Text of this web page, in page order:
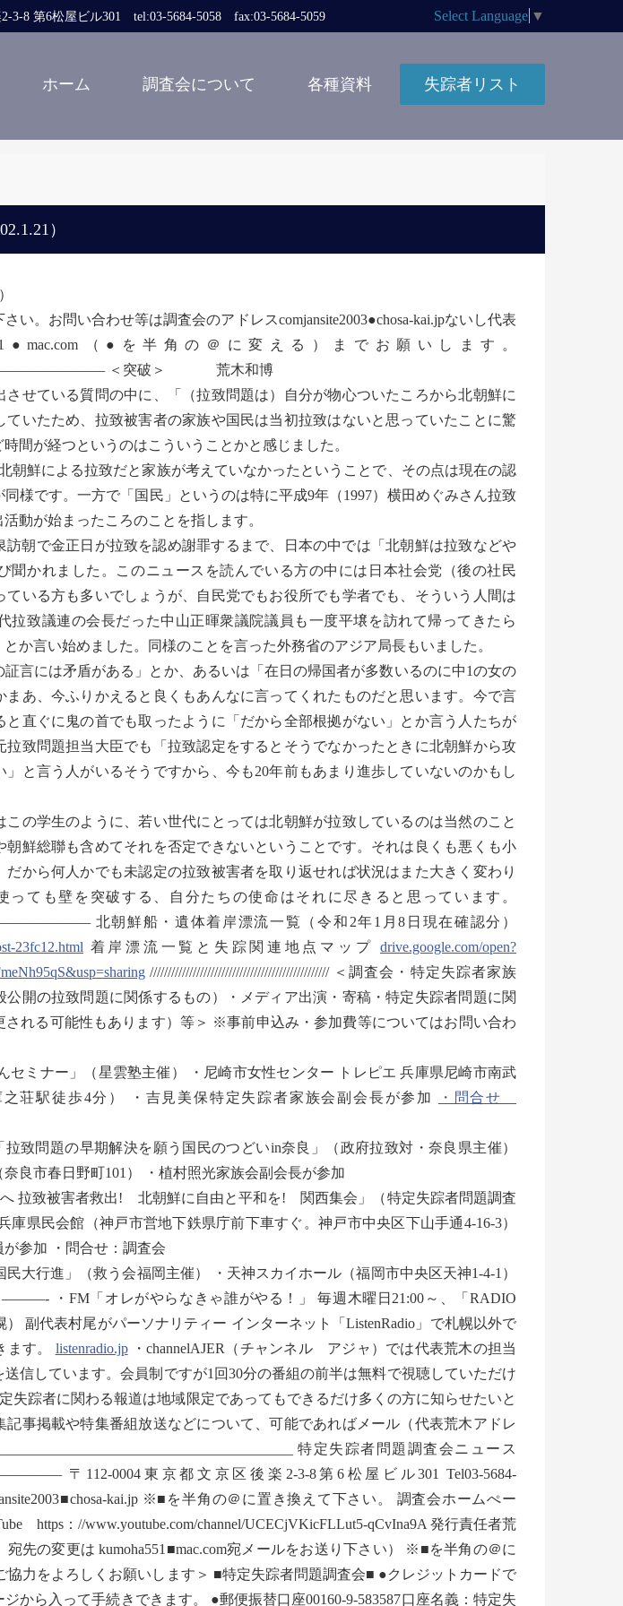
3-8 第6松屋ビル301 tel:03-5684-5058 fax:03-5684-5059 Select Language ▼
ホーム 調査会について 各種資料 失踪者リスト
）
い。お問い合わせ等は調査会のアドレスcomjansite2003●chosa-kai.jpないし代表
（●を半角の＠に変える）までお願いします。
＜突破＞ 荒木和博
せている質問の中に、「（拉致問題は）自分が物心ついたころから北朝鮮に
ていたため、拉致被害者の家族や国民は当初拉致はないと思っていたことに驚
間が経つというのはこういうことかと感じました。
朝鮮による拉致だと家族が考えていなかったということで、その点は現在の認
様です。一方で「国民」というのは特に平成9年（1997）横田めぐみさん拉致
動が始まったころのことを指します。
朝で金正日が拉致を認め謝罪するまで、日本の中では「北朝鮮は拉致などや
聞かれました。このニュースを読んでいる方の中には日本社会党（後の社民
ている方も多いでしょうが、自民党でもお役所でも学者でも、そういう人間は
拉致議連の会長だった中山正暉衆議院議員も一度平壌を訪れて帰ってきたら
とか言い始めました。同様のことを言った外務省のアジア局長もいました。
言には矛盾がある」とか、あるいは「在日の帰国者が多数いるのに中1の女の
あ、今ふりかえると良くもあんなに言ってくれたものだと思います。今で言
と直ぐに鬼の首でも取ったように「だから全部根拠がない」とか言う人たちが
拉致問題担当大臣でも「拉致認定をするとそうでなかったときに北朝鮮から攻
と言う人がいるそうですから、今も20年前もあまり進歩していないのかもし
の学生のように、若い世代にとっては北朝鮮が拉致しているのは当然のこと
朝鮮総聯も含めてそれを否定できないということです。それは良くも悪くも小
から何人かでも未認定の拉致被害者を取り返せれば状況はまた大きく変わり
っても壁を突破する、自分たちの使命はそれに尽きると思っています。
北朝鮮船・遺体着岸漂流一覧（令和2年1月8日現在確認分）
23fc12.html 着岸漂流一覧と失踪関連地点マップ drive.google.com/open?
////////////////////////////////////////////////// ＜調査会・特定失踪者家族
開の拉致問題に関係するもの）・メディア出演・寄稿・特定失踪者問題に関
される可能性もあります）等＞ ※事前申込み・参加費等についてはお問い合わ
ミナー」（星雲塾主催） ・尼崎市女性センター トレピエ 兵庫県尼崎市南武
之荘駅徒歩4分） ・吉見美保特定失踪者家族会副会長が参加
・問合せ
致問題の早期解決を願う国民のつどいin奈良」（政府拉致対・奈良県主催）
良市春日野町101） ・植村照光家族会副会長が参加
拉致被害者救出! 北朝鮮に自由と平和を! 関西集会」（特定失踪者問題調査
庫県民会館（神戸市営地下鉄県庁前下車すぐ。神戸市中央区下山手通4-16-3）
が参加 ・問合せ：調査会
大行進」（救う会福岡主催） ・天神スカイホール（福岡市中央区天神1-4-1）
———- ・FM「オレがやらなきゃ誰がやる！」 毎週木曜日21:00～、「RADIO
） 副代表村尾がパーソナリティー インターネット「ListenRadio」で札幌以外で
ます。 listenradio.jp・channelAJER（チャンネル アジャ）では代表荒木の担当
信しています。会員制ですが1回30分の番組の前半は無料で視聴していただけ
踪者に関わる報道は地域限定であってもできるだけ多くの方に知らせたいと
事掲載や特集番組放送などについて、可能であればメール（代表荒木アドレ
特定失踪者問題調査会ニュース
112-0004東京都文京区後楽2-3-8第6松屋ビル301 Tel03-5684-
kai.jp ※■を半角の＠に置き換えて下さい。 調査会ホームぺー
https：//www.youtube.com/channel/UCECjVKicFLLut5-qCvIna9A 発行責任者荒
先の変更は kumoha551■mac.com宛メールをお送り下さい） ※■を半角の＠に
協力をよろしくお願いします＞ ■特定失踪者問題調査会■ ●クレジットカードで
から入って手続きできます。 ●郵便振替口座00160-9-583587口座名義：特定失